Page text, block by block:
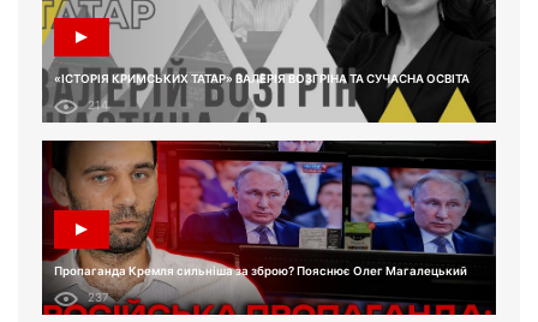
«ІСТОРІЯ КРИМСЬКИХ ТАТАР» ВАЛЕРІЯ ВОЗГРІНА ТА СУЧАСНА ОСВІТА
214
Пропаганда Кремля сильніша за зброю? Пояснює Олег Магалецький
237